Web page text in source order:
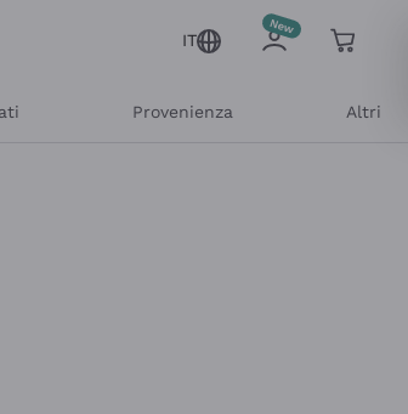
IT
Provenienza Altri